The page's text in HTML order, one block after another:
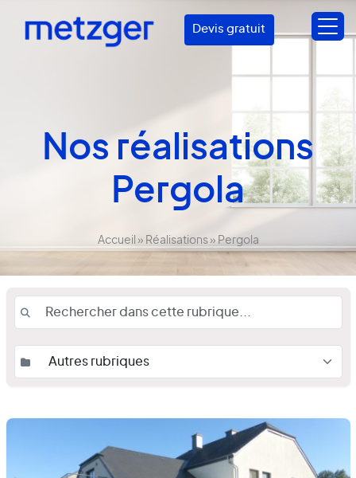
Devis gratuit
Nos réalisations
Pergola
Accueil » Réalisations» Pergola